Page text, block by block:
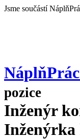
Jsme součástí
pozice
Inženýr